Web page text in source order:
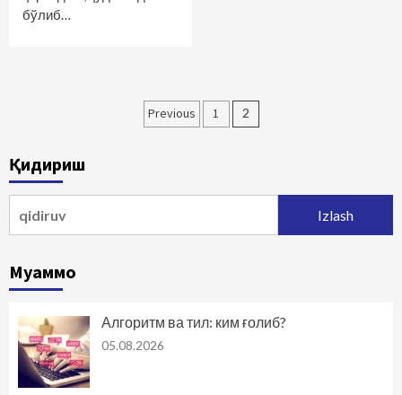
бўлиб…
Maqolalar
Previous 1 2
Қидириш
Муаммо
Алгоритм ва тил: ким ғолиб?
05.08.2026